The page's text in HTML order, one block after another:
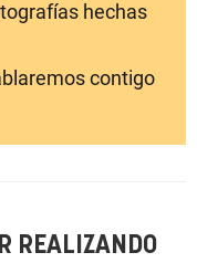
hechas
contigo
REALIZANDO